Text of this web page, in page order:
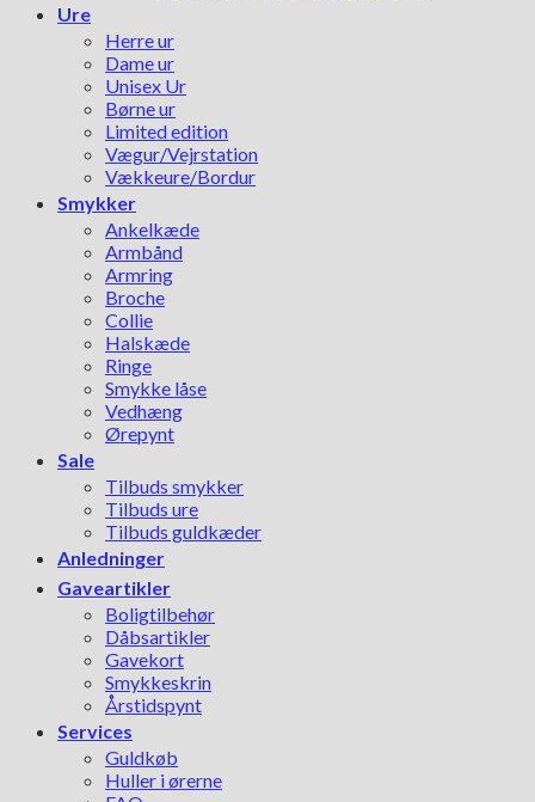
Ure
Herre ur
Dame ur
Unisex Ur
Børne ur
Limited edition
Vægur/Vejrstation
Vækkeure/Bordur
Smykker
Ankelkæde
Armbånd
Armring
Broche
Collie
Halskæde
Ringe
Smykke låse
Vedhæng
Ørepynt
Sale
Tilbuds smykker
Tilbuds ure
Tilbuds guldkæder
Anledninger
Gaveartikler
Boligtilbehør
Dåbsartikler
Gavekort
Smykkeskrin
Årstidspynt
Services
Guldkøb
Huller i ørerne